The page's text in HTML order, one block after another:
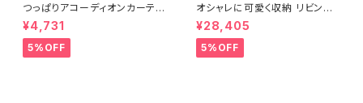
つっぱりアコーディオンカーテ
ン 100×174cm SH-16-TA
DC
¥4,731
5%OFF
オシャレに可愛く収納 リビング
用ローチェスト 4段 幅90cm
天然木（桐）日本製｜petora-
ペトラ- SH-08-PTR90
¥28,405
5%OFF